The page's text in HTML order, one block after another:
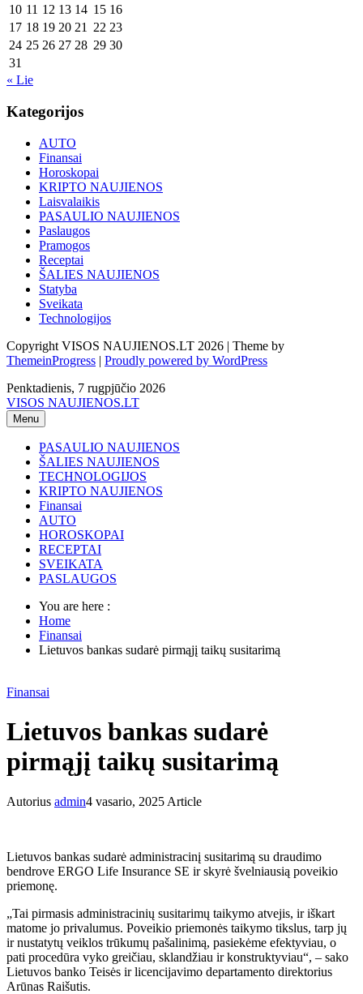
10 11 12 13 14 15 16
17 18 19 20 21 22 23
24 25 26 27 28 29 30
31
« Lie
Kategorijos
AUTO
Finansai
Horoskopai
KRIPTO NAUJIENOS
Laisvalaikis
PASAULIO NAUJIENOS
Paslaugos
Pramogos
Receptai
ŠALIES NAUJIENOS
Statyba
Sveikata
Technologijos
Copyright VISOS NAUJIENOS.LT 2026 | Theme by
ThemeinProgress | Proudly powered by WordPress
Penktadienis, 7 rugpjūčio 2026
VISOS NAUJIENOS.LT
Menu
PASAULIO NAUJIENOS
ŠALIES NAUJIENOS
TECHNOLOGIJOS
KRIPTO NAUJIENOS
Finansai
AUTO
HOROSKOPAI
RECEPTAI
SVEIKATA
PASLAUGOS
You are here :
Home
Finansai
Lietuvos bankas sudarė pirmąjį taikų susitarimą
Finansai
Lietuvos bankas sudarė
pirmąjį taikų susitarimą
Autorius admin4 vasario, 2025 Article
Lietuvos bankas sudarė administracinį susitarimą su draudimo
bendrove ERGO Life Insurance SE ir skyrė švelniausią poveikio
priemonę.
„Tai pirmasis administracinių susitarimų taikymo atvejis, ir iškart
matome jo privalumus. Poveikio priemonės taikymo tikslus, tarp jų
ir nustatytų veiklos trūkumų pašalinimą, pasiekėme efektyviau, o
pati procedūra vyko greičiau, sklandžiau ir konstruktyviau“, – sako
Lietuvos banko Teisės ir licencijavimo departamento direktorius
Arūnas Raišutis.